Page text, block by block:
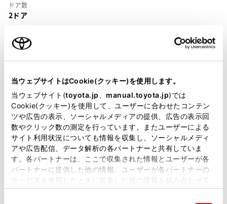
当ウェブサイトはCookie(クッキー)を使用します。
当ウェブサイト(toyota.jp manual.toyota.jp)では
Cookie(クッキー)を使用して、ユーザーに合わせたコンテン
ツや広告の表示、ソーシャルメディアの提供、広告の表示回
数やクリック数の測定を行っています。またユーザーによる
サイト利用状況についても情報を収集し、ソーシャルメディ
アや広告配信、データ解析の各パートナーと共有していま
す。各パートナーは、ここで収集された情報とユーザーが各
パートナーに提供した他の情報、ユーザーが各パートナーの
サービスを使用したときに収集した他の情報を組み合わせて
使用することがあります。当ウェブサイトの使用を続行する
ドア数
2ドア
乗車定員
4名
DBA-ZN6
全長×全幅×全高
4240×1775×1320mm
ホイールベース ※1
2570mm
トレッド前／後
1520/1540mm
室内長×室内幅×室内高